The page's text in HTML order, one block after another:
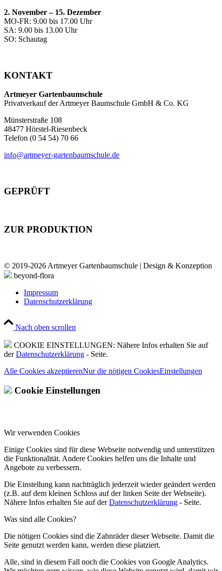
2. November – 15. Dezember
MO-FR: 9.00 bis 17.00 Uhr
SA: 9.00 bis 13.00 Uhr
SO: Schautag
KONTAKT
Artmeyer Gartenbaumschule
Privatverkauf der Artmeyer Baumschule GmbH & Co. KG
Münsterstraße 108
48477 Hörstel-Riesenbeck
Telefon (0 54 54) 70 66
info@artmeyer-gartenbaumschule.de
GEPRÜFT
ZUR PRODUKTION
© 2019-2026 Artmeyer Gartenbaumschule | Design & Konzeption
beyond-flora
Impressum
Datenschutzerklärung
Nach oben scrollen
COOKIE EINSTELLUNGEN: Nähere Infos erhalten Sie auf
derDatenschutzerklärung - Seite.
Alle Cookies akzeptierenNur die nötigen CookiesEinstellungen
Cookie Einstellungen
Wir verwenden Cookies
Einige Cookies sind für diese Webseite notwendig und unterstützen
die Funktionalität. Andere Cookies helfen uns die Inhalte und
Angebote zu verbessern.
Die Einstellung kann nachträglich jederzeit wieder geändert werden
(z.B. auf dem kleinen Schloss auf der linken Seite der Webseite).
Nähere Infos erhalten Sie auf derDatenschutzerklärung - Seite.
Was sind alle Cookies?
Die nötigen Cookies sind die Zahnräder dieser Webseite. Damit die
Seite genutzt werden kann, werden diese platziert.
Alle, sind in diesem Fall noch die Cookies von Google Analytics.